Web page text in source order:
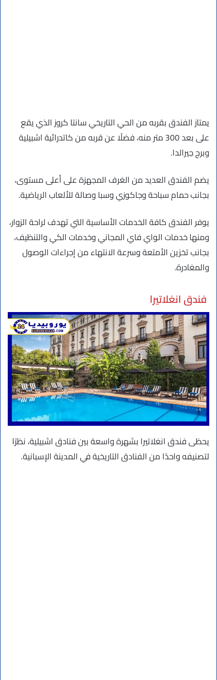
يمتاز الفندق بقربه من الحي التاريخي سانتا كروز الذي يقع
على بعد 300 متر منه، فضلًا عن قربه من كاتدرائية اشبيلية
وبرج جيرالدا.
يضم الفندق العديد من الغرف المجهزة على أعلى مستوى،
بجانب حمام سباحة وجاكوزي وسبا وصالة للألعاب الرياضية.
يوفر الفندق كافة الخدمات الأساسية التي تهدف لراحة الزوار،
ومنها خدمات الواي فاي المجاني وخدمات الكي والتنظيف،
بجانب تخزين الأمتعة وسرعة الانتهاء من إجراءات الوصول
والمغادرة.
فندق انغلاتيرا
يحظى فندق انغلاتيرا بشهرة واسعة بين فنادق اشبيلية، نظرًا
لتصنيفه واحدًا من الفنادق التاريخية في المدينة الإسبانية.